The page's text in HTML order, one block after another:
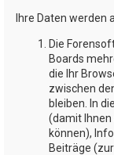
Ihre Daten
Die
Boards
die Ihr
zwischen
bleiben. In
(damit
können),
Beiträge